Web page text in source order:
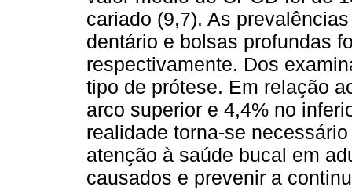
cariado (9,7). As
dentário e bolsas profundas
respectivamente. Dos
tipo de prótese. Em relação
arco superior e 4,4% no
realidade torna-se
atenção à saúde bucal em
causados e prevenir a